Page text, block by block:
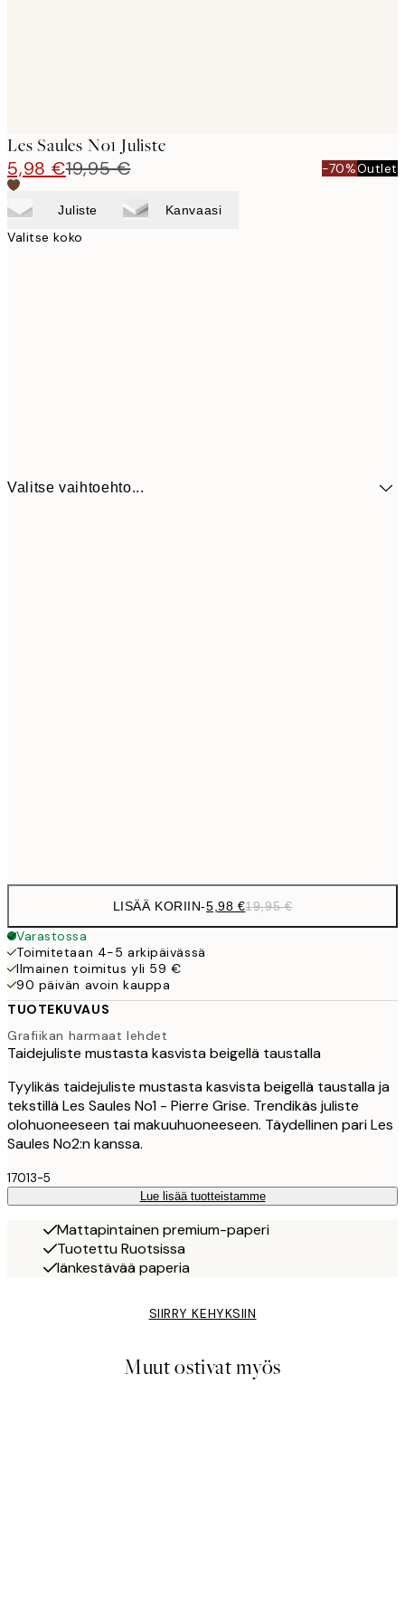
Les Saules No1 Juliste
5,98 €19,95 € -70%Outlet
Juliste Kanvaasi
Valitse koko
Valitse vaihtoehto...
LISÄÄ KORIIN-5,98 €19,95 €
Varastossa
Toimitetaan 4-5 arkipäivässä
Ilmainen toimitus yli 59 €
90 päivän avoin kauppa
TUOTEKUVAUS
Grafiikan harmaat lehdet
Taidejuliste mustasta kasvista beigellä taustalla
Tyylikäs taidejuliste mustasta kasvista beigellä taustalla ja
tekstillä Les Saules No1 - Pierre Grise. Trendikäs juliste
olohuoneeseen tai makuuhuoneeseen. Täydellinen pari Les
Saules No2:n kanssa.
17013-5
Lue lisää tuotteistamme
Mattapintainen premium-paperi
Tuotettu Ruotsissa
Iänkestävää paperia
SIIRRY KEHYKSIIN
Muut ostivat myös